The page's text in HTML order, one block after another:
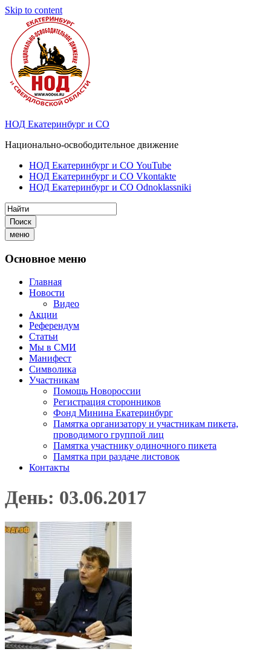
Skip to content
НОД Екатеринбург и СО
Национально-освободительное движение
НОД Екатеринбург и СО YouTube
НОД Екатеринбург и СО Vkontakte
НОД Екатеринбург и СО Odnoklassniki
Поиск
меню
Основное меню
Главная
Новости
Видео
Акции
Референдум
Статьи
Мы в СМИ
Манифест
Символика
Участникам
Помощь Новороссии
Регистрация сторонников
Фонд Минина Екатеринбург
Памятка организатору и участникам пикета,
проводимого группой лиц
Памятка участнику одиночного пикета
Памятка при раздаче листовок
Контакты
День: 03.06.2017